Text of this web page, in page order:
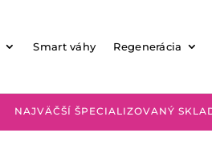
Smart váhy Regenerácia
NAJVÄČŠÍ ŠPECIALIZOVANÝ